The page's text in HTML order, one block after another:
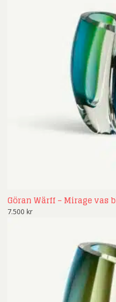
Göran Wärff – Mirage vas
7.500 kr